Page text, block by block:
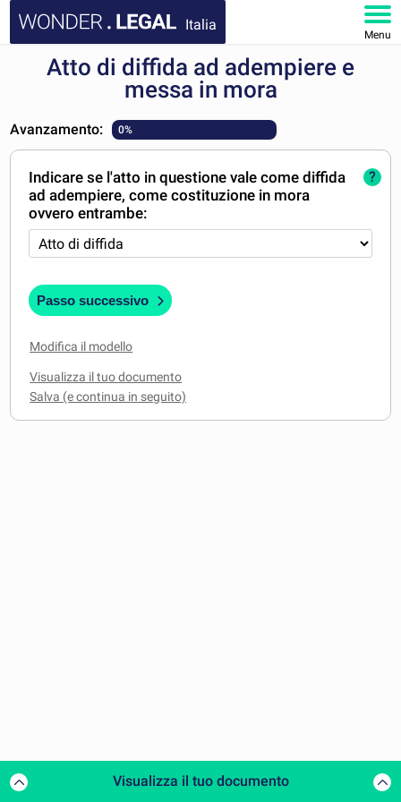
Italia
Menu
HOMEPAGE
IL MIO ACCOUNT
Atto di diffida ad adempiere e
messa in mora
Avanzamento: 0%
Indicare se l'atto in questione vale come diffida
ad adempiere, come costituzione in mora
ovvero entrambe:
?
Passo successivo
Modifica il modello
Visualizza il tuo documento
Visualizza il tuo documento